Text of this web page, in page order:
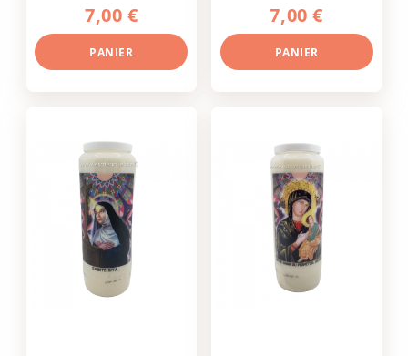
7,00 €
PANIER
7,00 €
PANIER